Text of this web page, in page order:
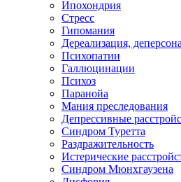
Ипохондрия
Стресс
Гипомания
Дереализация,
Психопатии
Галлюцинации
Психоз
Паранойа
Мания преследования
Депрессивные
Синдром Туретта
Раздражительность
Истерические
Синдром Мюнхгаузена